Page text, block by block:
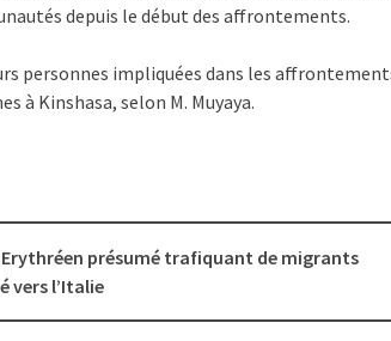
depuis le début des affrontements.
personnes impliquées dans les
à Kinshasa, selon M. Muyaya.
Erythréen présumé trafiquant de migrants
vers l’Italie